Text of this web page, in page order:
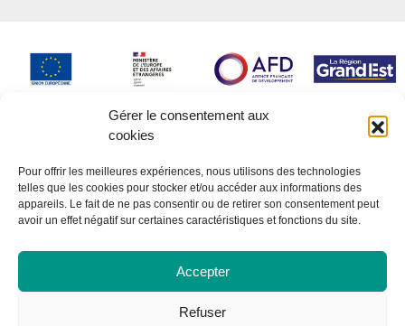
Gérer le consentement aux
cookies
Pour offrir les meilleures expériences, nous utilisons des technologies
telles que les cookies pour stocker et/ou accéder aux informations des
appareils. Le fait de ne pas consentir ou de retirer son consentement peut
avoir un effet négatif sur certaines caractéristiques et fonctions du site.
Accepter
Refuser